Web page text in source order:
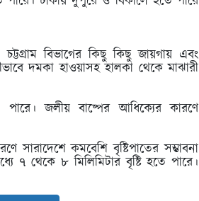
বিভাগের কিছু কিছু জায়গায় এবং
দমকা হাওয়াসহ হালকা থেকে মাঝারী
পারে। জলীয় বাষ্পের আধিক্যের কারণে
কমবেশি বৃষ্টিপাতের সম্ভাবনা
৭ থেকে ৮ মিলিমিটার বৃষ্টি হতে পারে।